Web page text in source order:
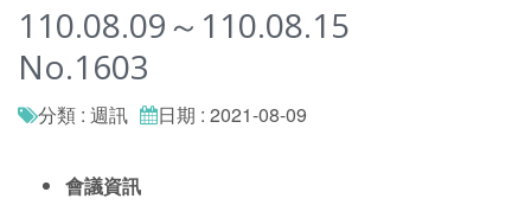
110.08.09～110.08.15
No.1603
分類 : 週訊 日期 : 2021-08-09
會議資訊